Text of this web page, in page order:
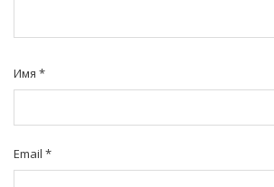
Имя *
Email *